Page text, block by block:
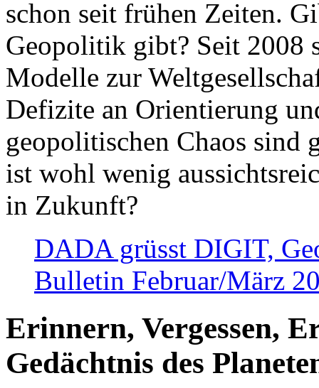
schon seit frühen Zeiten.
Geopolitik gibt? Seit 2008
Modelle zur
Defizite an Orientierung
geopolitischen Chaos sind
ist wohl wenig
in Zukunft?
DADA grüsst DIGIT,
Bulletin Februar/März
Erinnern, Vergessen,
Gedächtnis des